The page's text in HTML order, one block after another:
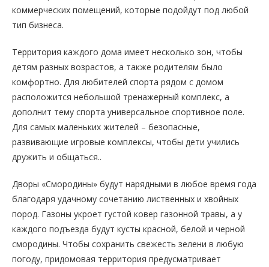
коммерческих помещений, которые подойдут под любой
тип бизнеса.
Территория каждого дома имеет несколько зон, чтобы
детям разных возрастов, а также родителям было
комфортно. Для любителей спорта рядом с домом
расположится небольшой тренажерный комплекс, а
дополнит тему спорта универсальное спортивное поле.
Для самых маленьких жителей – безопасные,
развивающие игровые комплексы, чтобы дети учились
дружить и общаться..
Дворы «Смородины» будут нарядными в любое время года
благодаря удачному сочетанию лиственных и хвойных
пород. Газоны укроет густой ковер газонной травы, а у
каждого подъезда будут кусты красной, белой и черной
смородины. Чтобы сохранить свежесть зелени в любую
погоду, придомовая территория предусматривает